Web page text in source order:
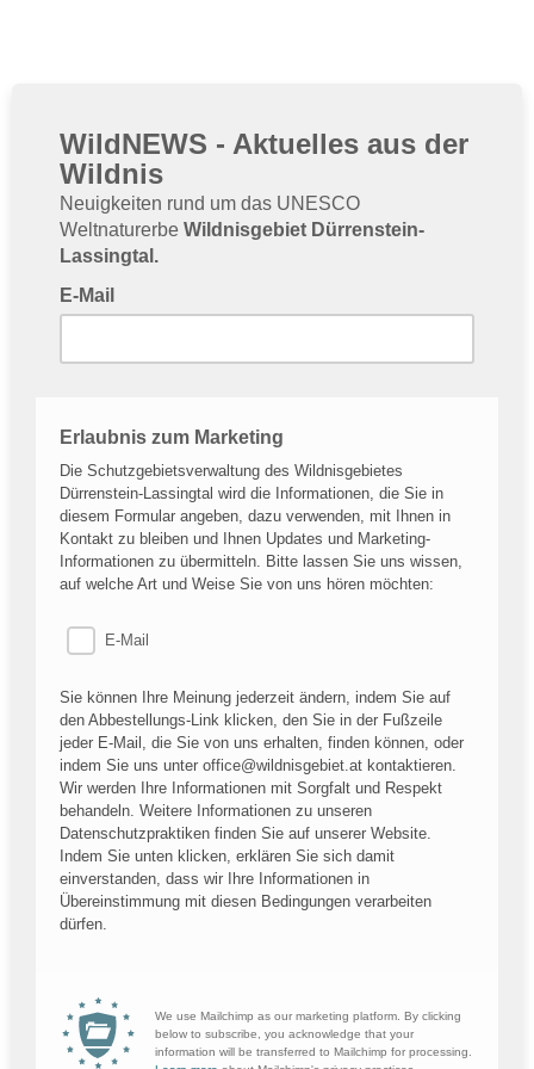
WildNEWS - Aktuelles aus der
Wildnis
Neuigkeiten rund um das UNESCO
Weltnaturerbe Wildnisgebiet Dürrenstein-
Lassingtal.
E-Mail
Erlaubnis zum Marketing
Die Schutzgebietsverwaltung des Wildnisgebietes
Dürrenstein-Lassingtal wird die Informationen, die Sie in
diesem Formular angeben, dazu verwenden, mit Ihnen in
Kontakt zu bleiben und Ihnen Updates und Marketing-
Informationen zu übermitteln. Bitte lassen Sie uns wissen,
auf welche Art und Weise Sie von uns hören möchten:
E-Mail
Sie können Ihre Meinung jederzeit ändern, indem Sie auf
den Abbestellungs-Link klicken, den Sie in der Fußzeile
jeder E-Mail, die Sie von uns erhalten, finden können, oder
indem Sie uns unter office@wildnisgebiet.at kontaktieren.
Wir werden Ihre Informationen mit Sorgfalt und Respekt
behandeln. Weitere Informationen zu unseren
Datenschutzpraktiken finden Sie auf unserer Website.
Indem Sie unten klicken, erklären Sie sich damit
einverstanden, dass wir Ihre Informationen in
Übereinstimmung mit diesen Bedingungen verarbeiten
dürfen.
We use Mailchimp as our marketing platform. By clicking
below to subscribe, you acknowledge that your
information will be transferred to Mailchimp for processing.